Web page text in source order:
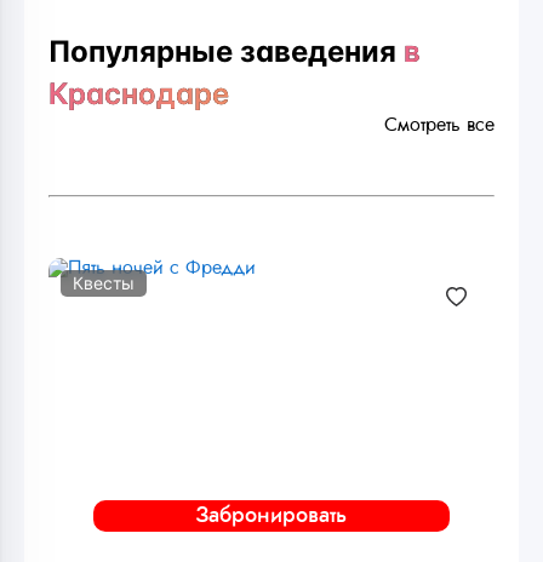
Популярные заведения в
Краснодаре
Смотреть все
Забронировать
Квесты